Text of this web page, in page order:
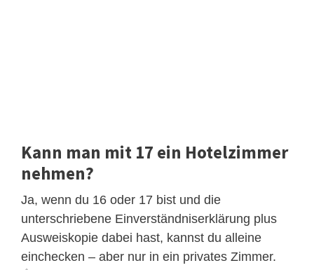
Kann man mit 17 ein Hotelzimmer
nehmen?
Ja, wenn du 16 oder 17 bist und die
unterschriebene Einverständniserklärung plus
Ausweiskopie dabei hast, kannst du alleine
einchecken – aber nur in ein privates Zimmer.